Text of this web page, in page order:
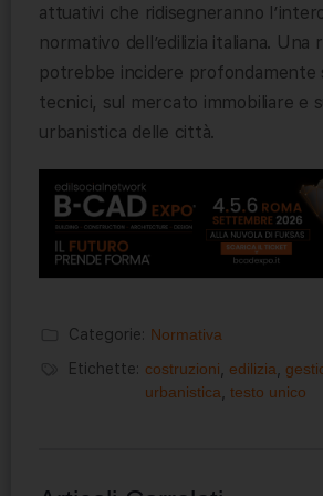
attuativi che ridisegneranno
normativo dell’edilizia italiana. Una
potrebbe incidere profondamente
tecnici, sul mercato immobiliare e
urbanistica delle città.
Categorie: Normativa
Etichette: costruzioni edilizia
urbanistica testo unico